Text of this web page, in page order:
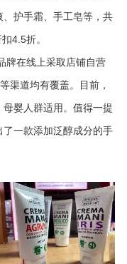
护手霜、手工皂等，共
4.5折。
牌在线上采取店铺自营
渠道均有覆盖。目前，
婴人群适用。值得一提
一款添加泛醇成分的手